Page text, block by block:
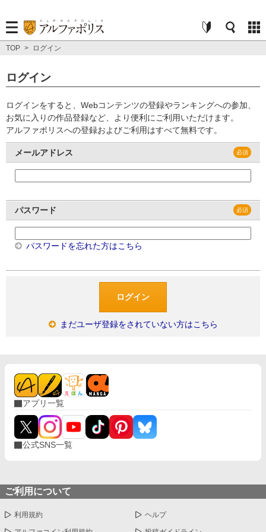
TOP > ログイン
ログイン
ログインをすると、Webコンテンツの登録やランキングへの参加、
お気に入りの作品登録など、より便利にご利用いただけます。
アルファポリスへの登録およびご利用はすべて無料です。
メールアドレス
パスワード
パスワードを忘れた方はこちら
まだユーザ登録をされていない方はこちら
アプリ一覧
公式SNS一覧
ご利用について
利用規約 ヘルプ